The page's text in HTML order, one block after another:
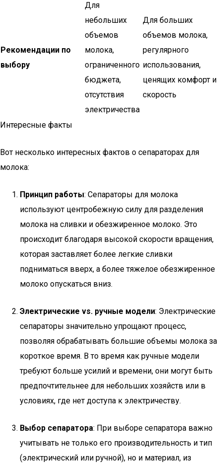
Рекомендации по
выбору
Для
небольших
объемов
молока,
ограниченного
бюджета,
отсутствия
электричества
Для больших
объемов молока,
регулярного
использования,
ценящих комфорт и
скорость
Интересные факты
Вот несколько интересных фактов о сепараторах для
молока:
Принцип работы: Сепараторы для молока
используют центробежную силу для разделения
молока на сливки и обезжиренное молоко. Это
происходит благодаря высокой скорости вращения,
которая заставляет более легкие сливки
подниматься вверх, а более тяжелое обезжиренное
молоко опускаться вниз.
Электрические vs. ручные модели: Электрические
сепараторы значительно упрощают процесс,
позволяя обрабатывать большие объемы молока за
короткое время. В то время как ручные модели
требуют больше усилий и времени, они могут быть
предпочтительнее для небольших хозяйств или в
условиях, где нет доступа к электричеству.
Выбор сепаратора: При выборе сепаратора важно
учитывать не только его производительность и тип
(электрический или ручной), но и материал, из